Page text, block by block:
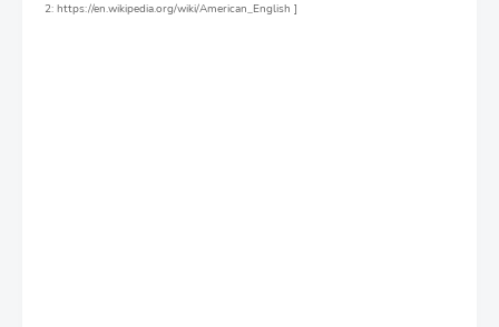
2: https://en.wikipedia.org/wiki/American_English ]